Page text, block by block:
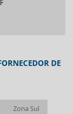
DE
Zona Sul